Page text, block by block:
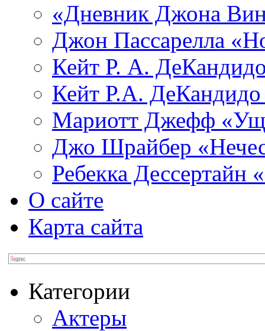
«Дневник Джона
Джон Пассарелла
Кейт Р. А.
Кейт Р.А.
Мариотт Джефф
Джо Шрайбер
Ребекка Десcертайн
О сайте
Карта сайта
Категории
Актеры